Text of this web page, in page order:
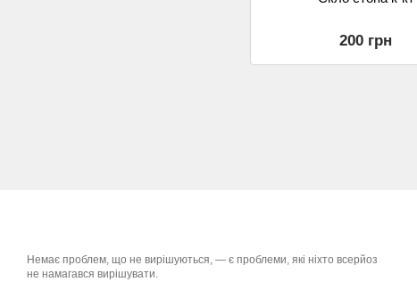
200 грн
Немає проблем, що не вирішуються, — є проблеми, які ніхто всерйоз
не намагався вирішувати.